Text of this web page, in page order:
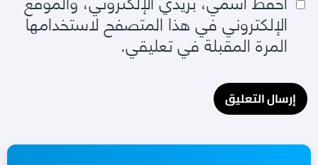
الإلكتروني في هذا المتصفح لاستخدامها
المرة المقبلة في تعليقي.